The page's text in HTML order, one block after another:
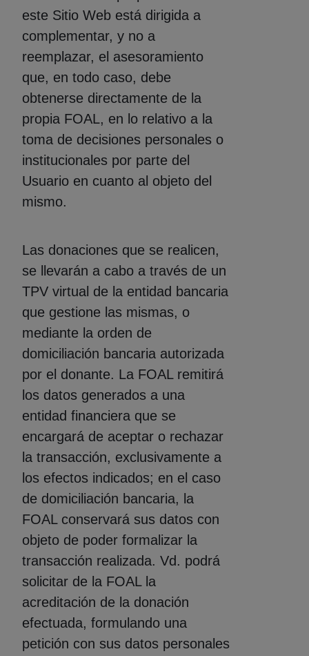
este Sitio Web está dirigida a
complementar, y no a
reemplazar, el asesoramiento
que, en todo caso, debe
obtenerse directamente de la
propia FOAL, en lo relativo a la
toma de decisiones personales o
institucionales por parte del
Usuario en cuanto al objeto del
mismo.
Las donaciones que se realicen,
se llevarán a cabo a través de un
TPV virtual de la entidad bancaria
que gestione las mismas, o
mediante la orden de
domiciliación bancaria autorizada
por el donante. La FOAL remitirá
los datos generados a una
entidad financiera que se
encargará de aceptar o rechazar
la transacción, exclusivamente a
los efectos indicados; en el caso
de domiciliación bancaria, la
FOAL conservará sus datos con
objeto de poder formalizar la
transacción realizada. Vd. podrá
solicitar de la FOAL la
acreditación de la donación
efectuada, formulando una
petición con sus datos personales